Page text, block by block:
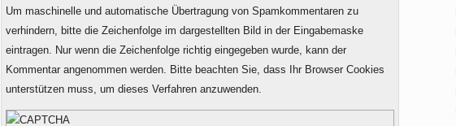
Um maschinelle und automatische Übertragung von Spamkommentaren zu
verhindern, bitte die Zeichenfolge im dargestellten Bild in der Eingabemaske
eintragen. Nur wenn die Zeichenfolge richtig eingegeben wurde, kann der
Kommentar angenommen werden. Bitte beachten Sie, dass Ihr Browser Cookies
unterstützen muss, um dieses Verfahren anzuwenden.